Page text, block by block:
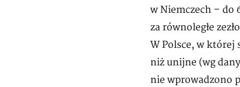
w Niemczech – do
za równoległe
W Polsce, w której
niż unijne (wg
nie wprowadzono